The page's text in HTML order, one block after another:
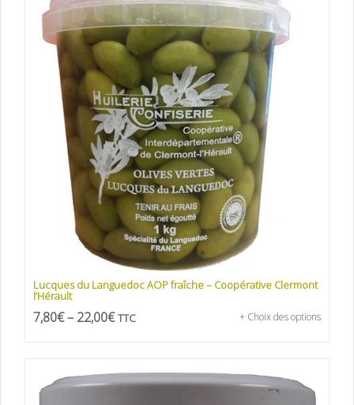
Lucques du Languedoc AOP fraîche – Coopérative Clermont
l’Hérault
7,80€– 22,00€ TTC + Choix des options